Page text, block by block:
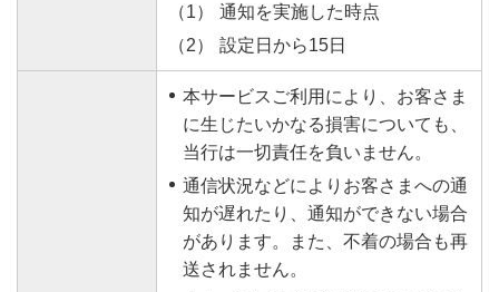
通知を実施した時点
設定日から15日
本サービスご利用により、お客さま
に生じたいかなる損害についても、
当行は一切責任を負いません。
通信状況などによりお客さまへの通
知が遅れたり、通知ができない場合
があります。また、不着の場合も再
送されません。